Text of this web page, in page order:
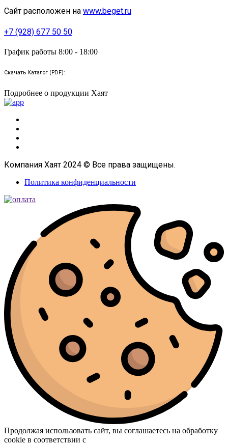
Сайт расположен на www.beget.ru
+7 (928) 677 50 50
График работы 8:00 - 18:00
Скачать Каталог (PDF):
Подробнее о продукции Хаят
Компания Хаят 2024 © Все права защищены.
Политика конфиденциальности
Продолжая использовать сайт, вы соглашаетесь на обработку
cookie в соответствии с